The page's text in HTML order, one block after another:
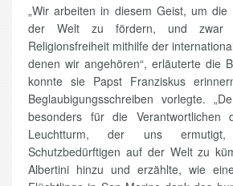
„Wir arbeiten in diesem Geist, um
der Welt zu fördern, und zwar
Religionsfreiheit mithilfe der
denen wir angehören“, erläuterte die
konnte sie Papst Franziskus
Beglaubigungsschreiben vorlegte.
besonders für die Verantwortlichen
Leuchtturm, der uns
Schutzbedürftigen auf der Welt zu
Albertini hinzu und erzählte, wie